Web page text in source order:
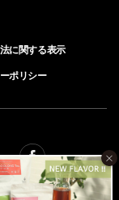
×
に関する表示
ポリシー